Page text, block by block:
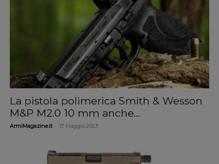
La pistola polimerica Smith & Wesson
M&P M2.0 10 mm anche...
ArmiMagazine.it 17 Maggio 2023